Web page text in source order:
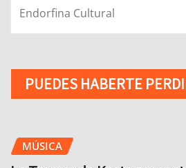
Endorfina Cultural
PUEDES HABERTE
MÚSICA